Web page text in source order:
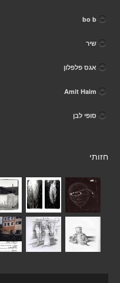
bo b
שיר
אגס פלפלון
Amit Haim
סופי לבן
חזותי